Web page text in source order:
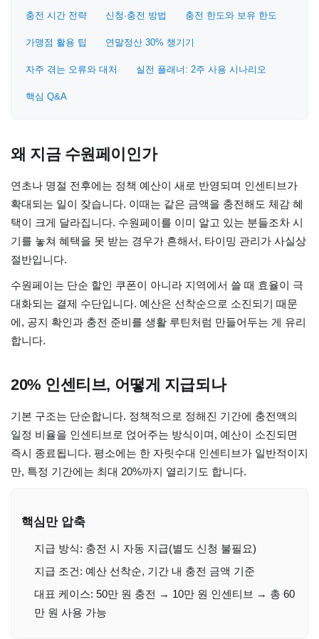
충전 시간 전략 신청·충전 방법 충전 한도와 보유 한도
가맹점 활용 팁 연말정산 30% 챙기기
자주 겪는 오류와 대처 실전 플래너: 2주 사용 시나리오
핵심 Q&A
왜 지금 수원페이인가
연초나 명절 전후에는 정책 예산이 새로 반영되며 인센티브가
확대되는 일이 잦습니다. 이때는 같은 금액을 충전해도 체감 혜
택이 크게 달라집니다. 수원페이를 이미 알고 있는 분들조차 시
기를 놓쳐 혜택을 못 받는 경우가 흔해서, 타이밍 관리가 사실상
절반입니다.
수원페이는 단순 할인 쿠폰이 아니라 지역에서 쓸 때 효율이 극
대화되는 결제 수단입니다. 예산은 선착순으로 소진되기 때문
에, 공지 확인과 충전 준비를 생활 루틴처럼 만들어두는 게 유리
합니다.
20% 인센티브, 어떻게 지급되나
기본 구조는 단순합니다. 정책적으로 정해진 기간에 충전액의
일정 비율을 인센티브로 얹어주는 방식이며, 예산이 소진되면
즉시 종료됩니다. 평소에는 한 자릿수대 인센티브가 일반적이지
만, 특정 기간에는 최대 20%까지 열리기도 합니다.
핵심만 압축
지급 방식: 충전 시 자동 지급(별도 신청 불필요)
지급 조건: 예산 선착순, 기간 내 충전 금액 기준
대표 케이스: 50만 원 충전 → 10만 원 인센티브 → 총 60
만 원 사용 가능